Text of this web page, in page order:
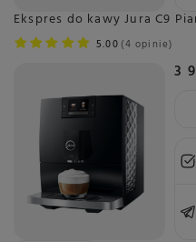
Ekspres do kawy Jura C9
5.00 4 opinie
3